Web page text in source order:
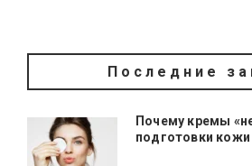
Последние
Почему кремы
подготовки кожи